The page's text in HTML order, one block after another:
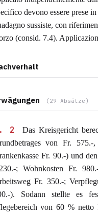
devono essere prese
sussiste, con
(consid. 7.4).
(29 Absätze)
2
Das Kreisgericht
von Fr. 575.-
Fr. 90.-) und
; Wohnkosten Fr.
Fr. 350.-;
). Sodann stellte es
von 60 %